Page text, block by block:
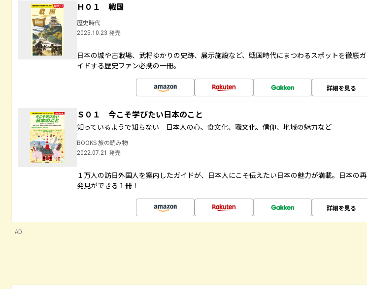
Ｈ０１ 戦国
歴史時代
2025.10.23 発売
日本の城や古戦場、武将ゆかりの史跡、展示施設など、戦国時代にまつわるスポットを徹底ガ
イドする歴史ファン必携の一冊。
詳細を見る
Ｓ０１ 今こそ学びたい日本のこと
知っているようで知らない 日本人の心、食文化、職文化、信仰、地域の魅力など
BOOKS 旅の読み物
2022.07.21 発売
１万人の訪日外国人を案内したガイドが、日本人にこそ伝えたい日本の魅力が満載。日本の再
発見ができる１冊！
詳細を見る
AD